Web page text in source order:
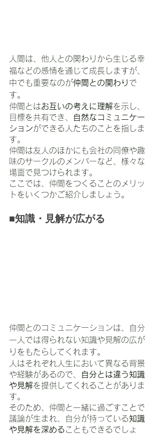
人間は、他人との関わりから生じる幸
福などの感情を通じて成長しますが、
中でも重要なのが仲間との関わり で
す。
仲間とはお互いの考えに理解を示し、
目標を共有でき、
自然なコミュニケー
ションができる人たちのことを指しま
す。
仲間は友人のほかにも会社の同僚や趣
味のサークルのメンバーなど、様々な
場面で見つけられます。
ここでは、仲間をつくることのメリッ
トをいくつかご紹介しましょう。
■知識・見解が広がる
仲間とのコミュニケーションは、自分
一人では得られない知識や見解の広が
りをもたらしてくれます。
人はそれぞれ人生において異なる背景
や経験があるので、
自分とは違う知識
や見解を提供してくれることがありま
す。
そのため、仲間と一緒に過ごすことで
議論が生まれ、自分が持っている知識
や見解を深めることもできるでしょ